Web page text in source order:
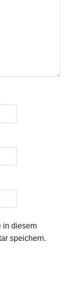
in diesem
speichern.